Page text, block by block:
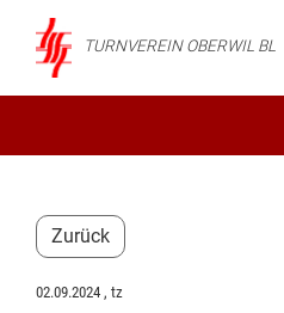
TURNVEREIN OBERWIL BL
Zurück
02.09.2024 , tz